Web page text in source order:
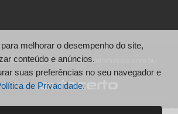
- http://saocaetanoautomoveis.com.br/
por
melhorar o desempenho do site,
conteúdo e anúncios.
suas preferências no seu navegador e
de Privacidade.